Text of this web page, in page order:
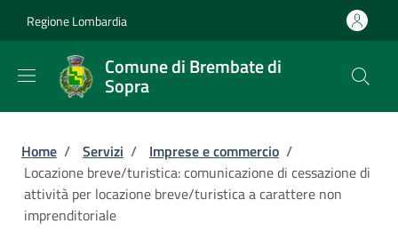
Regione Lombardia
Comune di Brembate di
Sopra
Briciole di pane
Home / Servizi / Imprese e commercio /
Locazione breve/turistica: comunicazione di cessazione di
attività per locazione breve/turistica a carattere non
imprenditoriale